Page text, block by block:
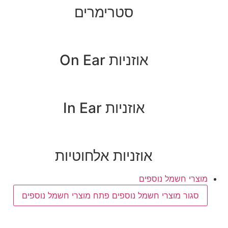
סטרימרים
אוזניות On Ear
אוזניות In Ear
אוזניות אלחוטיות
מוצרי חשמל נוספים
סגור מוצרי חשמל נוספים פתח מוצרי חשמל נוספים